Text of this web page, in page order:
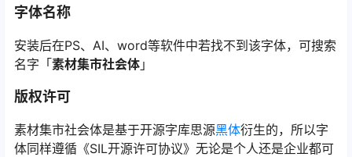
字体名称
安装后在PS、AI、word等软件中若找不到该字体，可搜索
名字「素材集市社会体 」
版权许可
素材集市社会体是基于开源字库思源黑体衍生的，所以字
体同样遵循《SIL开源许可协议》无论是个人还是企业都可